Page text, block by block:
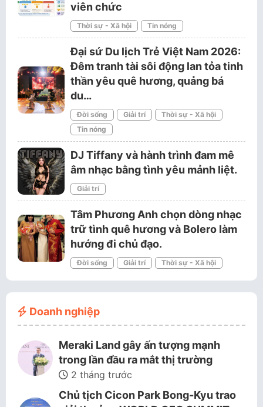
viên chức
Thời sự - Xã hội Tin nóng
Đại sứ Du lịch Trẻ Việt Nam 2026:
Đêm tranh tài sôi động lan tỏa tinh
thần yêu quê hương, quảng bá
du…
Đời sống Giải trí
Thời sự - Xã hội
Tin nóng
DJ Tiffany và hành trình đam mê
âm nhạc bằng tình yêu mảnh liệt.
Giải trí
Tâm Phương Anh chọn dòng nhạc
trữ tình quê hương và Bolero làm
hướng đi chủ đạo.
Đời sống Giải trí Thời sự - Xã hội
Doanh nghiệp
Meraki Land gây ấn tượng mạnh
trong lần đầu ra mắt thị trường
2 tháng trước
Chủ tịch Cicon Park Bong-Kyu trao